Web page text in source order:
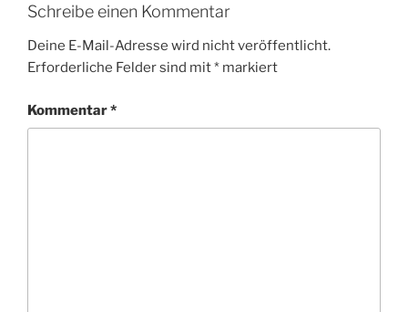
Schreibe einen Kommentar
Deine E-Mail-Adresse wird nicht veröffentlicht.
Erforderliche Felder sind mit* markiert
Kommentar*